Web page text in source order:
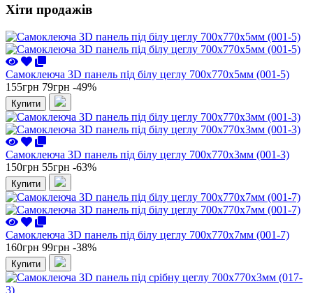
Хіти продажів
Самоклеюча 3D панель під білу цеглу 700x770x5мм (001-5)
155грн 79грн -49%
Купити
Самоклеюча 3D панель під білу цеглу 700x770x3мм (001-3)
150грн 55грн -63%
Купити
Самоклеюча 3D панель під білу цеглу 700x770x7мм (001-7)
160грн 99грн -38%
Купити